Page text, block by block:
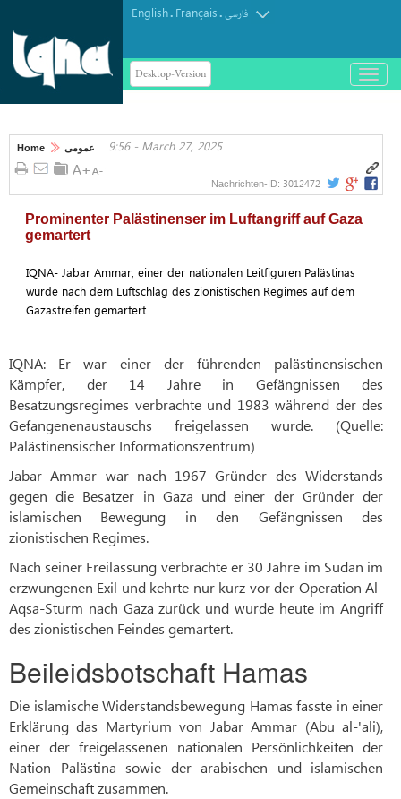
English. Français.فارسی
Desktop-Version
باز
و
کردن
Home عمومی 9:56 - March 27, 2025
Nachrichten-ID: 3012472
Prominenter Palästinenser im Luftangriff auf Gaza
gemartert
IQNA- Jabar Ammar, einer der nationalen Leitfiguren Palästinas
wurde nach dem Luftschlag des zionistischen Regimes auf dem
Gazastreifen gemartert.
IQNA: Er war einer der führenden palästinensischen
Kämpfer, der 14 Jahre in Gefängnissen des
Besatzungsregimes verbrachte und 1983 während der des
Gefangenenaustauschs freigelassen wurde. (Quelle:
Palästinensischer Informationszentrum)
Jabar Ammar war nach 1967 Gründer des Widerstands
gegen die Besatzer in Gaza und einer der Gründer der
islamischen Bewegung in den Gefängnissen des
zionistischen Regimes.
Nach seiner Freilassung verbrachte er 30 Jahre im Sudan im
erzwungenen Exil und kehrte nur kurz vor der Operation Al-
Aqsa-Sturm nach Gaza zurück und wurde heute im Angriff
des zionistischen Feindes gemartert.
Beileidsbotschaft Hamas
Die islamische Widerstandsbewegung Hamas fasste in einer
Erklärung das Martyrium von Jabar Ammar (Abu al-'ali),
einer der freigelassenen nationalen Persönlichkeiten der
Nation Palästina sowie der arabischen und islamischen
Gemeinschaft zusammen.